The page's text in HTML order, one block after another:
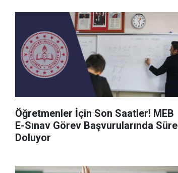
Öğretmenler İçin Son Saatler! MEB
E-Sınav Görev Başvurularında Süre
Doluyor